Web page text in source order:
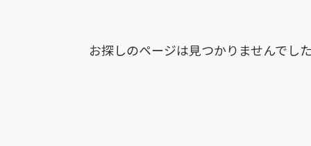
お探しのページは見つかりませんでし